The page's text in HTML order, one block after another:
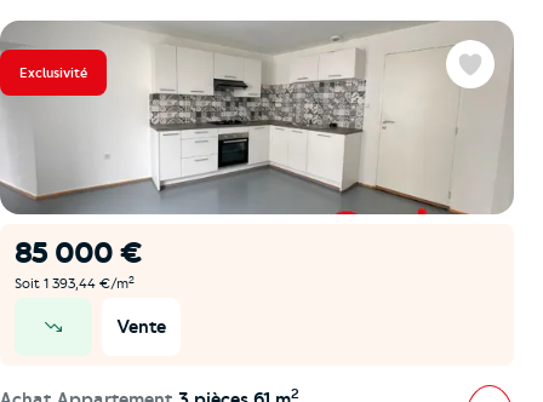
Exclusivité
85 000 €
Soit 1 393,44 €/m2
Vente
2
Favoris